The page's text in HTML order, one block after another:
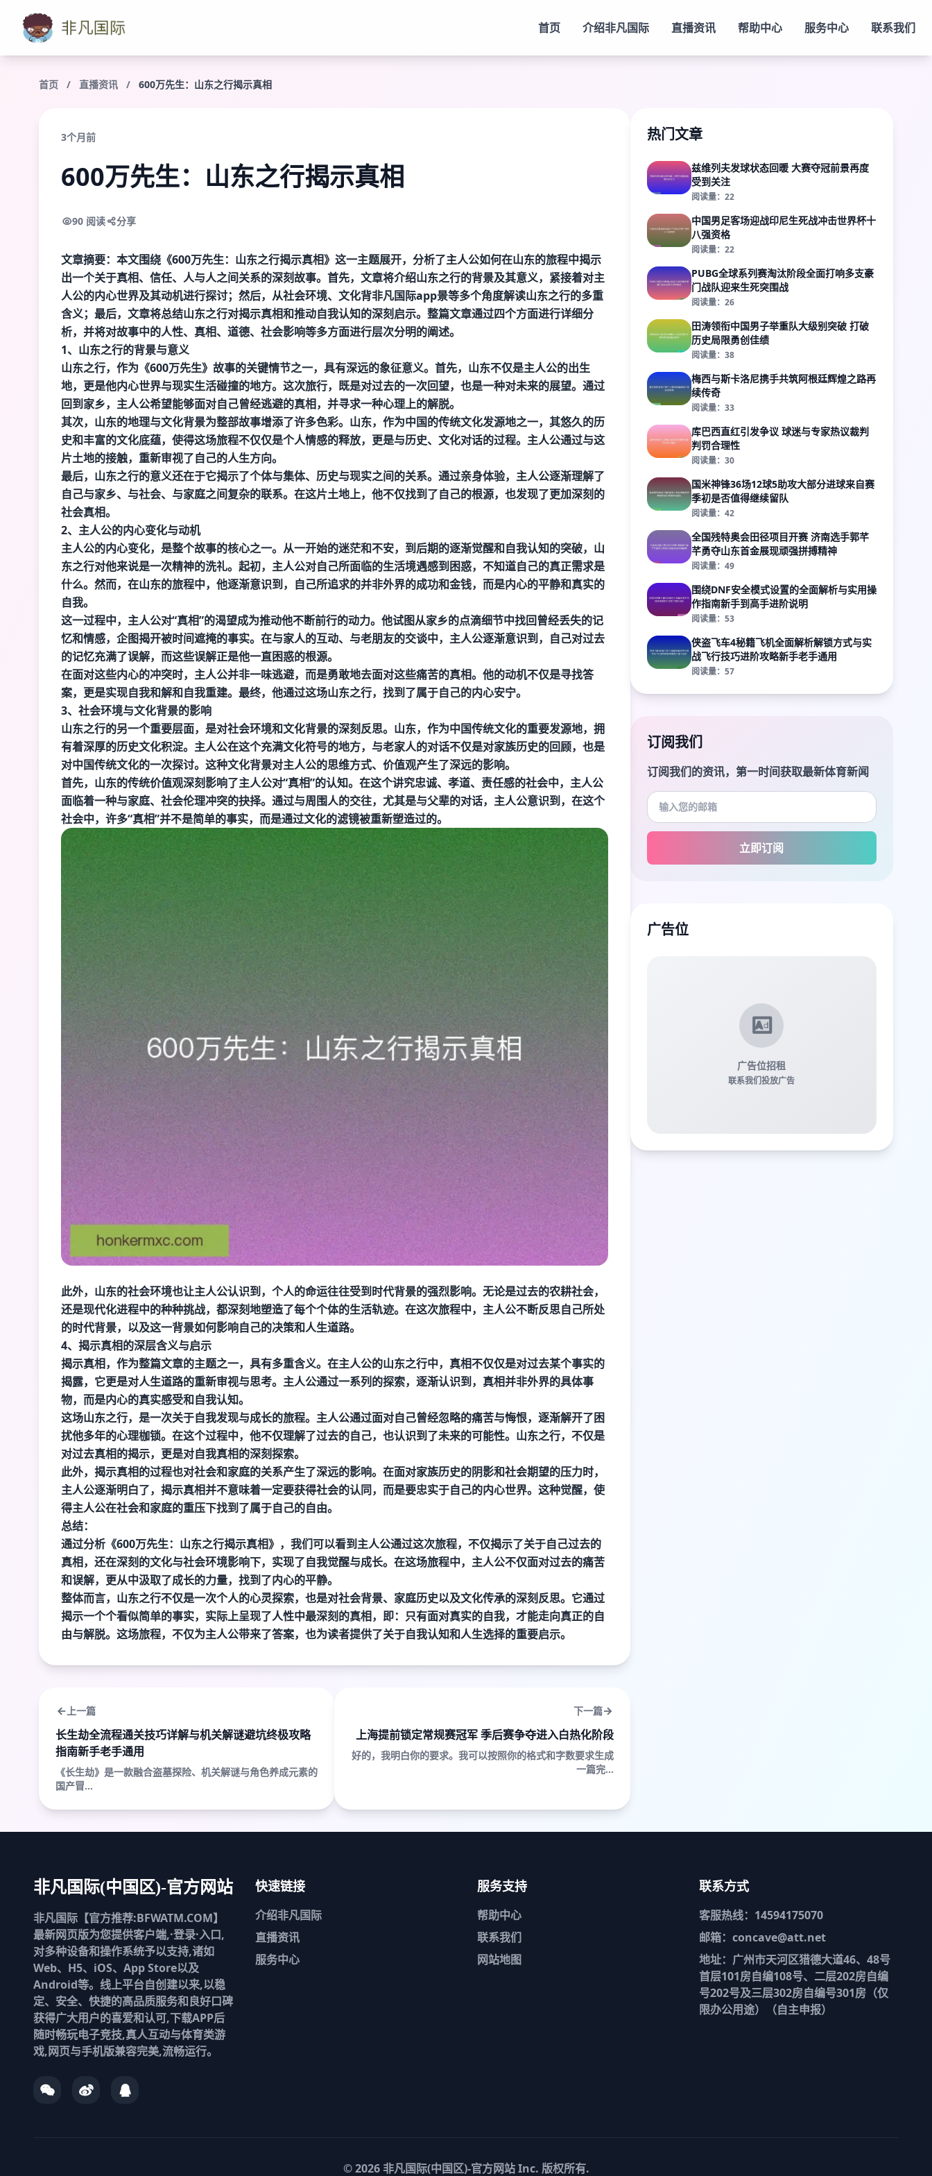
首页 介绍非凡国际 直播资讯 帮助中心 服务中心 联系我们
首页 / 直播资讯 / 600万先生：山东之行揭示真相
3个月前
600万先生：山东之行揭示真相
90 阅读 分享
文章摘要：本文围绕《600万先生：山东之行揭示真相》这一主题展开，分析了主人公如何在山东的旅程中揭示
出一个关于真相、信任、人与人之间关系的深刻故事。首先，文章将介绍山东之行的背景及其意义，紧接着对主
人公的内心世界及其动机进行探讨；然后，从社会环境、文化背非凡国际app景等多个角度解读山东之行的多重
含义；最后，文章将总结山东之行对揭示真相和推动自我认知的深刻启示。整篇文章通过四个方面进行详细分
析，并将对故事中的人性、真相、道德、社会影响等多方面进行层次分明的阐述。
1、山东之行的背景与意义
山东之行，作为《600万先生》故事的关键情节之一，具有深远的象征意义。首先，山东不仅是主人公的出生
地，更是他内心世界与现实生活碰撞的地方。这次旅行，既是对过去的一次回望，也是一种对未来的展望。通过
回到家乡，主人公希望能够面对自己曾经逃避的真相，并寻求一种心理上的解脱。
其次，山东的地理与文化背景为整部故事增添了许多色彩。山东，作为中国的传统文化发源地之一，其悠久的历
史和丰富的文化底蕴，使得这场旅程不仅仅是个人情感的释放，更是与历史、文化对话的过程。主人公通过与这
片土地的接触，重新审视了自己的人生方向。
最后，山东之行的意义还在于它揭示了个体与集体、历史与现实之间的关系。通过亲身体验，主人公逐渐理解了
自己与家乡、与社会、与家庭之间复杂的联系。在这片土地上，他不仅找到了自己的根源，也发现了更加深刻的
社会真相。
2、主人公的内心变化与动机
主人公的内心变化，是整个故事的核心之一。从一开始的迷茫和不安，到后期的逐渐觉醒和自我认知的突破，山
东之行对他来说是一次精神的洗礼。起初，主人公对自己所面临的生活境遇感到困惑，不知道自己的真正需求是
什么。然而，在山东的旅程中，他逐渐意识到，自己所追求的并非外界的成功和金钱，而是内心的平静和真实的
自我。
这一过程中，主人公对“真相”的渴望成为推动他不断前行的动力。他试图从家乡的点滴细节中找回曾经丢失的记
忆和情感，企图揭开被时间遮掩的事实。在与家人的互动、与老朋友的交谈中，主人公逐渐意识到，自己对过去
的记忆充满了误解，而这些误解正是他一直困惑的根源。
在面对这些内心的冲突时，主人公并非一味逃避，而是勇敢地去面对这些痛苦的真相。他的动机不仅是寻找答
案，更是实现自我和解和自我重建。最终，他通过这场山东之行，找到了属于自己的内心安宁。
3、社会环境与文化背景的影响
山东之行的另一个重要层面，是对社会环境和文化背景的深刻反思。山东，作为中国传统文化的重要发源地，拥
有着深厚的历史文化积淀。主人公在这个充满文化符号的地方，与老家人的对话不仅是对家族历史的回顾，也是
对中国传统文化的一次探讨。这种文化背景对主人公的思维方式、价值观产生了深远的影响。
首先，山东的传统价值观深刻影响了主人公对“真相”的认知。在这个讲究忠诚、孝道、责任感的社会中，主人公
面临着一种与家庭、社会伦理冲突的抉择。通过与周围人的交往，尤其是与父辈的对话，主人公意识到，在这个
社会中，许多“真相”并不是简单的事实，而是通过文化的滤镜被重新塑造过的。
此外，山东的社会环境也让主人公认识到，个人的命运往往受到时代背景的强烈影响。无论是过去的农耕社会，
还是现代化进程中的种种挑战，都深刻地塑造了每个个体的生活轨迹。在这次旅程中，主人公不断反思自己所处
的时代背景，以及这一背景如何影响自己的决策和人生道路。
4、揭示真相的深层含义与启示
揭示真相，作为整篇文章的主题之一，具有多重含义。在主人公的山东之行中，真相不仅仅是对过去某个事实的
揭露，它更是对人生道路的重新审视与思考。主人公通过一系列的探索，逐渐认识到，真相并非外界的具体事
物，而是内心的真实感受和自我认知。
这场山东之行，是一次关于自我发现与成长的旅程。主人公通过面对自己曾经忽略的痛苦与悔恨，逐渐解开了困
扰他多年的心理枷锁。在这个过程中，他不仅理解了过去的自己，也认识到了未来的可能性。山东之行，不仅是
对过去真相的揭示，更是对自我真相的深刻探索。
此外，揭示真相的过程也对社会和家庭的关系产生了深远的影响。在面对家族历史的阴影和社会期望的压力时，
主人公逐渐明白了，揭示真相并不意味着一定要获得社会的认同，而是要忠实于自己的内心世界。这种觉醒，使
得主人公在社会和家庭的重压下找到了属于自己的自由。
总结：
通过分析《600万先生：山东之行揭示真相》，我们可以看到主人公通过这次旅程，不仅揭示了关于自己过去的
真相，还在深刻的文化与社会环境影响下，实现了自我觉醒与成长。在这场旅程中，主人公不仅面对过去的痛苦
和误解，更从中汲取了成长的力量，找到了内心的平静。
整体而言，山东之行不仅是一次个人的心灵探索，也是对社会背景、家庭历史以及文化传承的深刻反思。它通过
揭示一个个看似简单的事实，实际上呈现了人性中最深刻的真相，即：只有面对真实的自我，才能走向真正的自
由与解脱。这场旅程，不仅为主人公带来了答案，也为读者提供了关于自我认知和人生选择的重要启示。
上一篇
长生劫全流程通关技巧详解与机关解谜避坑终极攻略
指南新手老手通用
《长生劫》是一款融合盗墓探险、机关解谜与角色养成元素的
国产冒...
下一篇
上海提前锁定常规赛冠军 季后赛争夺进入白热化阶段
好的，我明白你的要求。我可以按照你的格式和字数要求生成
一篇完...
热门文章
兹维列夫发球状态回暖 大赛夺冠前景再度
受到关注
阅读量：22
中国男足客场迎战印尼生死战冲击世界杯十
八强资格
阅读量：22
PUBG全球系列赛淘汰阶段全面打响多支豪
门战队迎来生死突围战
阅读量：26
田涛领衔中国男子举重队大级别突破 打破
历史局限勇创佳绩
阅读量：38
梅西与斯卡洛尼携手共筑阿根廷辉煌之路再
续传奇
阅读量：33
库巴西直红引发争议 球迷与专家热议裁判
判罚合理性
阅读量：30
国米神锋36场12球5助攻大部分进球来自赛
季初是否值得继续留队
阅读量：42
全国残特奥会田径项目开赛 济南选手郭芊
芊勇夺山东首金展现顽强拼搏精神
阅读量：49
围绕DNF安全模式设置的全面解析与实用操
作指南新手到高手进阶说明
阅读量：53
侠盗飞车4秘籍飞机全面解析解锁方式与实
战飞行技巧进阶攻略新手老手通用
阅读量：57
订阅我们
订阅我们的资讯，第一时间获取最新体育新闻
立即订阅
广告位
广告位招租
联系我们投放广告
非凡国际(中国区)-官方网站
非凡国际【官方推荐:BFWATM.COM】
最新网页版为您提供客户端,·登录·入口,
对多种设备和操作系统予以支持,诸如
Web、H5、iOS、App Store以及
Android等。线上平台自创建以来,以稳
定、安全、快捷的高品质服务和良好口碑
获得广大用户的喜爱和认可,下载APP后
随时畅玩电子竞技,真人互动与体育类游
戏,网页与手机版兼容完美,流畅运行。
快速链接
介绍非凡国际
直播资讯
服务中心
服务支持
帮助中心
联系我们
网站地图
联系方式
客服热线：14594175070
邮箱：concave@att.net
地址：广州市天河区猎德大道46、48号
首层101房自编108号、二层202房自编
号202号及三层302房自编号301房（仅
限办公用途）（自主申报）
© 2026 非凡国际(中国区)-官方网站Inc. 版权所有.